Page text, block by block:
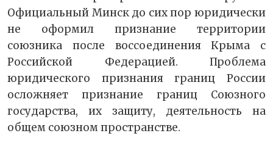
Официальный Минск до сих пор юридически
не оформил признание территории
союзника после воссоединения Крыма с
Российской Федерацией. Проблема
юридического признания границ России
осложняет признание границ Союзного
государства, их защиту, деятельность на
общем союзном пространстве.